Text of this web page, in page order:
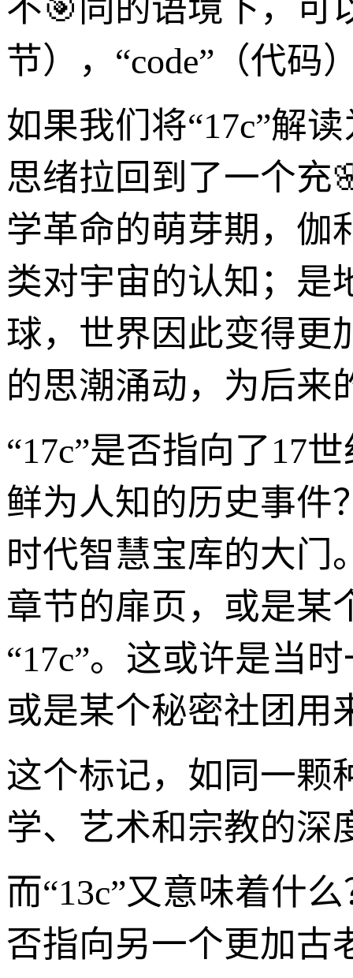
不🎯同的语境下，可
节），“code”（代码
如果我们将“17c”解
思绪拉回到了一个充
学革命的萌芽期，伽
类对宇宙的认知；是
球，世界因此变得更
的思潮涌动，为后来
“17c”是否指向了17
鲜为人知的历史事件
时代智慧宝库的大门
章节的扉页，或是某
“17c”。这或许是当
或是某个秘密社团用
这个标记，如同一颗
学、艺术和宗教的深
而“13c”又意味着什
否指向另一个更加古